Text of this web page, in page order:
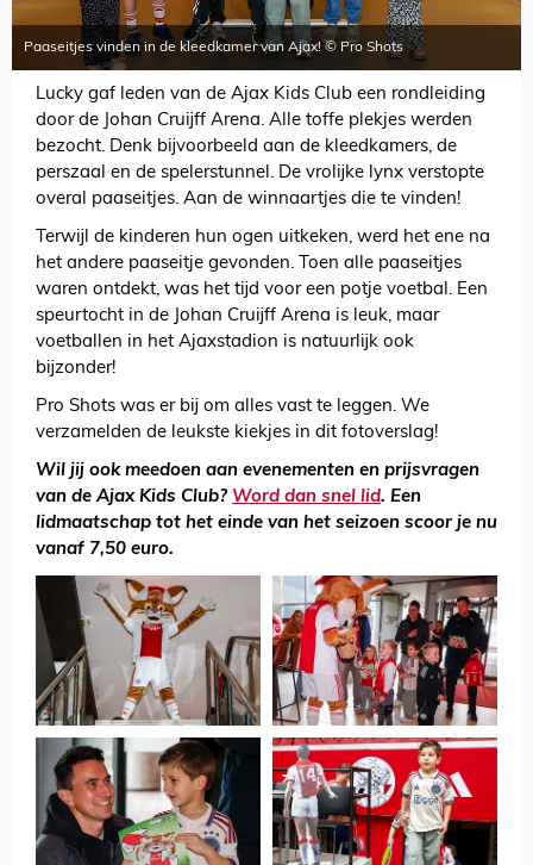
Paaseitjes vinden in de kleedkamer van Ajax! © Pro Shots
Lucky gaf leden van de Ajax Kids Club een rondleiding
door de Johan Cruijff Arena. Alle toffe plekjes werden
bezocht. Denk bijvoorbeeld aan de kleedkamers, de
perszaal en de spelerstunnel. De vrolijke lynx verstopte
overal paaseitjes. Aan de winnaartjes die te vinden!
Terwijl de kinderen hun ogen uitkeken, werd het ene na
het andere paaseitje gevonden. Toen alle paaseitjes
waren ontdekt, was het tijd voor een potje voetbal. Een
speurtocht in de Johan Cruijff Arena is leuk, maar
voetballen in het Ajaxstadion is natuurlijk ook
bijzonder!
Pro Shots was er bij om alles vast te leggen. We
verzamelden de leukste kiekjes in dit fotoverslag!
Wil jij ook meedoen aan evenementen en prijsvragen
van de Ajax Kids Club? Word dan snel lid. Een
lidmaatschap tot het einde van het seizoen scoor je nu
vanaf 7,50 euro.